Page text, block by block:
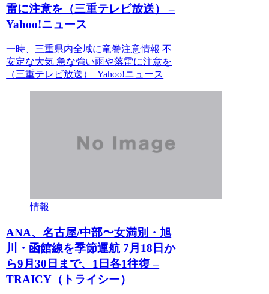
雷に注意を（三重テレビ放送） –
Yahoo!ニュース
一時、三重県内全域に竜巻注意情報 不
安定な大気 急な強い雨や落雷に注意を
（三重テレビ放送） Yahoo!ニュース
情報
ANA、名古屋/中部〜女満別・旭
川・函館線を季節運航 7月18日か
ら9月30日まで、1日各1往復 –
TRAICY（トライシー）